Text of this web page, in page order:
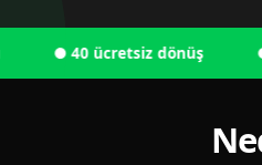
● 40 ücretsiz dönüş ●